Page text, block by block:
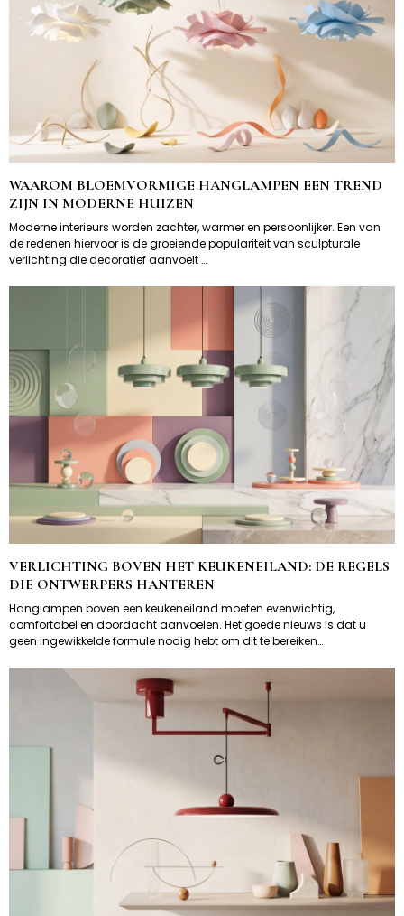
WAAROM BLOEMVORMIGE HANGLAMPEN EEN TREND
ZIJN IN MODERNE HUIZEN
Moderne interieurs worden zachter, warmer en persoonlijker. Een van
de redenen hiervoor is de groeiende populariteit van sculpturale
verlichting die decoratief aanvoelt …
VERLICHTING BOVEN HET KEUKENEILAND: DE REGELS
DIE ONTWERPERS HANTEREN
Hanglampen boven een keukeneiland moeten evenwichtig,
comfortabel en doordacht aanvoelen. Het goede nieuws is dat u
geen ingewikkelde formule nodig hebt om dit te bereiken…